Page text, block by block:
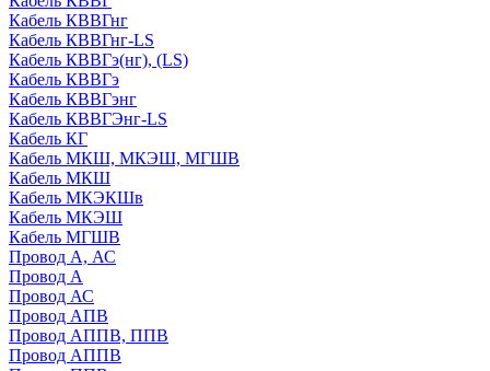
Кабель КВВГнг
Кабель КВВГнг-LS
Кабель КВВГэ(нг), (LS)
Кабель КВВГэ
Кабель КВВГэнг
Кабель КВВГЭнг-LS
Кабель КГ
Кабель МКШ, МКЭШ, МГШВ
Кабель МКШ
Кабель МКЭКШв
Кабель МКЭШ
Кабель МГШВ
Провод А, АС
Провод А
Провод АС
Провод АПВ
Провод АППВ, ППВ
Провод АППВ